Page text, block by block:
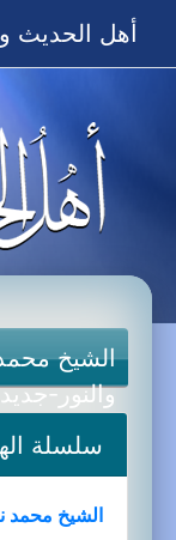
أهل الحديث
الشيخ محمد
والنور-جديد
سلسلة
الشيخ محمد